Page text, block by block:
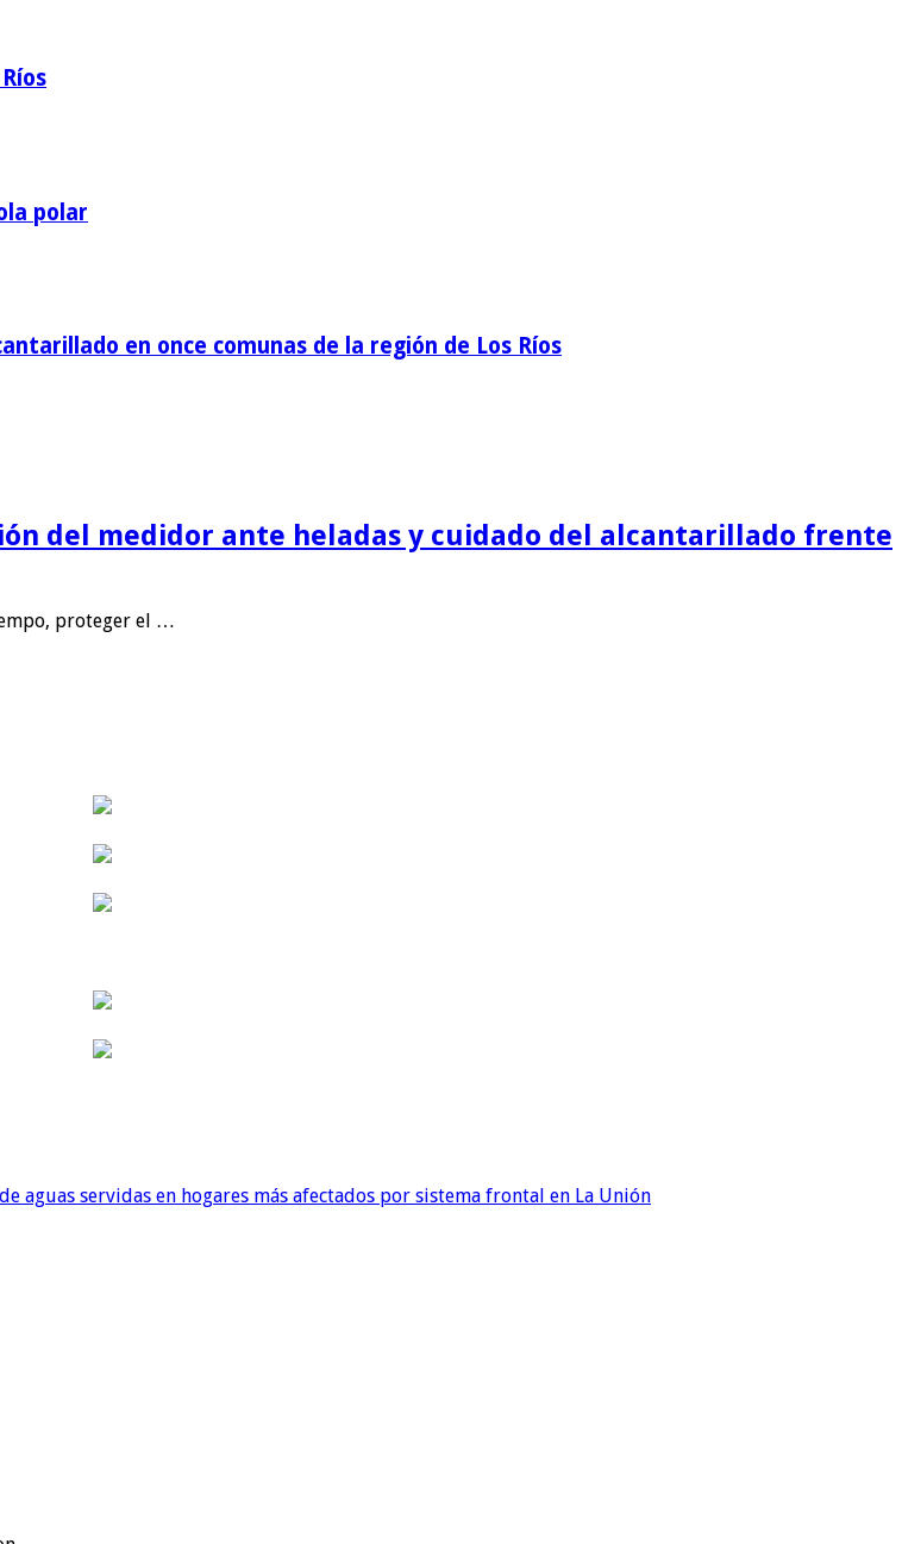
polar
en once comunas de la región de Los Ríos
del medidor ante heladas y cuidado del alcantarillado frente
proteger el …
aguas servidas en hogares más afectados por sistema frontal en La Unión